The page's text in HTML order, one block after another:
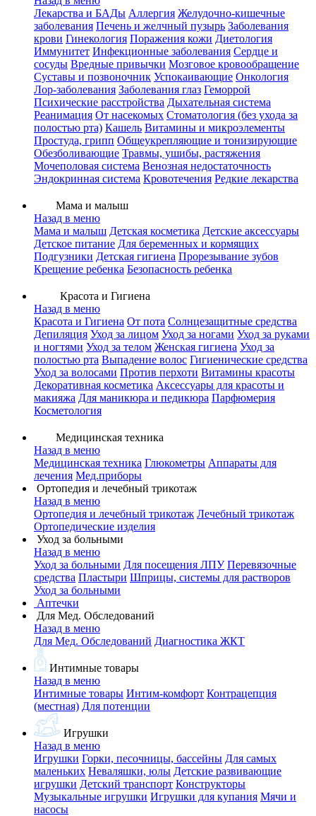
Лекарства и БАДы Аллергия Желудочно-кишечные
заболевания Печень и желчный пузырь Заболевания
крови Гинекология Поражения кожи Диетология
Иммунитет Инфекционные заболевания Сердце и
сосуды Вредные привычки Мозговое кровообращение
Суставы и позвоночник Успокаивающие Онкология
Лор-заболевания Заболевания глаз Геморрой
Психические расстройства Дыхательная система
Реанимация От насекомых Стоматология (без ухода за
полостью рта) Кашель Витамины и микроэлементы
Простуда, грипп Общеукрепляющие и тонизирующие
Обезболивающие Травмы, ушибы, растяжения
Мочеполовая система Венозная недостаточность
Эндокринная система Кровотечения Редкие лекарства
Мама и малыш
Назад в меню
Мама и малыш Детская косметика Детские аксессуары
Детское питание Для беременных и кормящих
Подгузники Детская гигиена Прорезывание зубов
Крещение ребенка Безопасность ребенка
Красота и Гигиена
Назад в меню
Красота и Гигиена От пота Солнцезащитные средства
Депиляция Уход за лицом Уход за ногами Уход за руками
и ногтями Уход за телом Женская гигиена Уход за
полостью рта Выпадение волос Гигиенические средства
Уход за волосами Против перхоти Витамины красоты
Декоративная косметика Аксессуары для красоты и
макияжа Для маникюра и педикюра Парфюмерия
Косметология
Медицинская техника
Назад в меню
Медицинская техника Глюкометры Аппараты для
лечения Мед.приборы
Ортопедия и лечебный трикотаж
Назад в меню
Ортопедия и лечебный трикотаж Лечебный трикотаж
Ортопедические изделия
Уход за больными
Назад в меню
Уход за больными Для посещения ЛПУ Перевязочные
средства Пластыри Шприцы, системы для растворов
Уход за больными
Аптечки
Для Мед. Обследований
Назад в меню
Для Мед. Обследований Диагностика ЖКТ
Интимные товары
Назад в меню
Интимные товары Интим-комфорт Контрацепция
(местная) Для потенции
Игрушки
Назад в меню
Игрушки Горки, песочницы, бассейны Для самых
маленьких Неваляшки, юлы Детские развивающие
игрушки Детский транспорт Конструкторы
Музыкальные игрушки Игрушки для купания Мячи и
насосы